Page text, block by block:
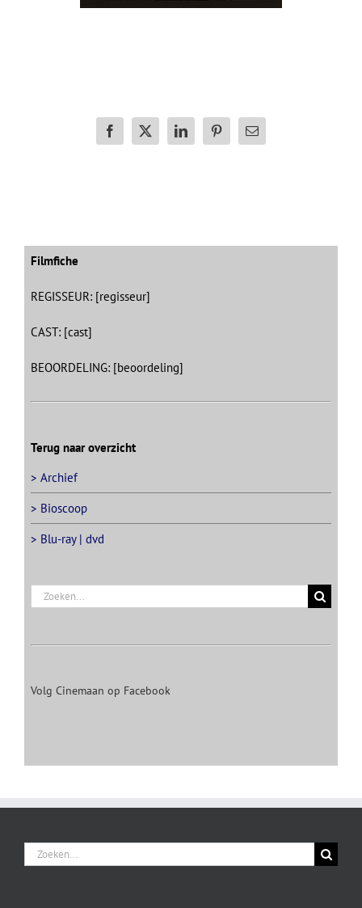
Facebook
X LinkedInPinterest
E-
Filmfiche
REGISSEUR: [regisseur]
CAST: [cast]
BEOORDELING: [beoordeling]
Terug naar overzicht
> Archief
> Bioscoop
> Blu-ray | dvd
Zoeken
naar:
Volg Cinemaan op Facebook
Zoeken
naar: